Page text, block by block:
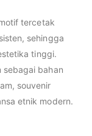
tercetak
sehingga
tinggi.
sebagai bahan
souvenir
etnik modern.